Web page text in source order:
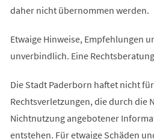
daher nicht übernommen werden.
Etwaige Hinweise, Empfehlungen
unverbindlich. Eine
Die Stadt Paderborn haftet nicht
Rechtsverletzungen, die durch die
Nichtnutzung angebotener
entstehen. Für etwaige Schäden